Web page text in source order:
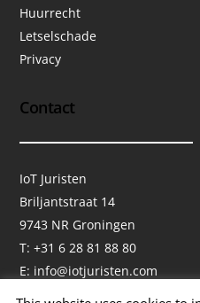
Huurrecht
Letselschade
Privacy
Contact
IoT Juristen
Briljantstraat 14
9743 NR Groningen
T: +31 6 28 81 88 80
E: info@iotjuristen.com